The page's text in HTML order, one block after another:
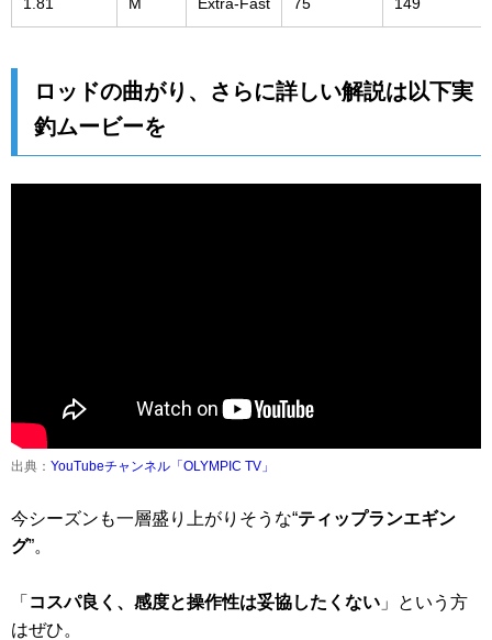
ロッドの曲がり、さらに詳しい解説は以下実
釣ムービーを
出典： YouTubeチャンネル「OLYMPIC TV」
今シーズンも一層盛り上がりそうな“ティップランエギン
グ”。
「 コスパ良く、感度と操作性は妥協したくない 」という方
はぜひ。